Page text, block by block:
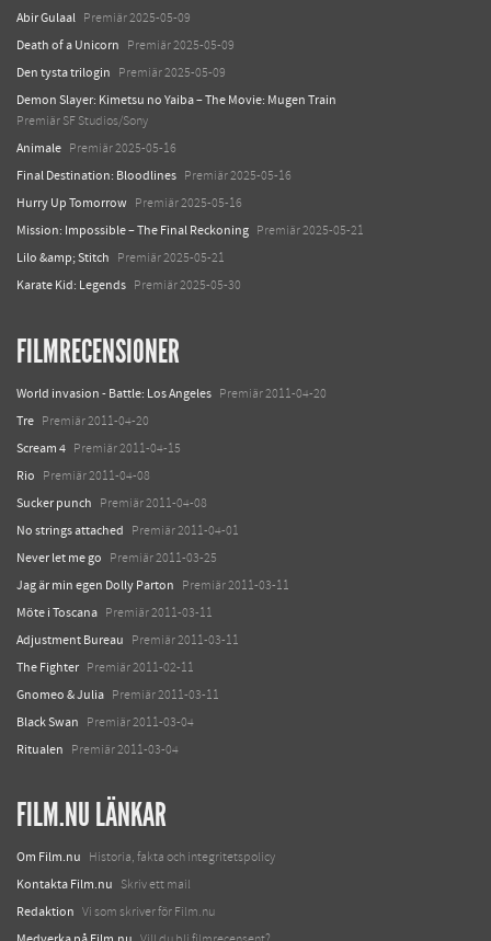
Abir Gulaal Premiär 2025-05-09
Death of a Unicorn Premiär 2025-05-09
Den tysta trilogin Premiär 2025-05-09
Demon Slayer: Kimetsu no Yaiba – The Movie: Mugen Train
Premiär SF Studios/Sony
Animale Premiär 2025-05-16
Final Destination: Bloodlines Premiär 2025-05-16
Hurry Up Tomorrow Premiär 2025-05-16
Mission: Impossible – The Final Reckoning Premiär 2025-05-21
Lilo &amp; Stitch Premiär 2025-05-21
Karate Kid: Legends Premiär 2025-05-30
FILMRECENSIONER
World invasion - Battle: Los Angeles Premiär 2011-04-20
Tre Premiär 2011-04-20
Scream 4 Premiär 2011-04-15
Rio Premiär 2011-04-08
Sucker punch Premiär 2011-04-08
No strings attached Premiär 2011-04-01
Never let me go Premiär 2011-03-25
Jag är min egen Dolly Parton Premiär 2011-03-11
Möte i Toscana Premiär 2011-03-11
Adjustment Bureau Premiär 2011-03-11
The Fighter Premiär 2011-02-11
Gnomeo & Julia Premiär 2011-03-11
Black Swan Premiär 2011-03-04
Ritualen Premiär 2011-03-04
FILM.NU LÄNKAR
Om Film.nu Historia, fakta och integritetspolicy
Kontakta Film.nu Skriv ett mail
Redaktion Vi som skriver för Film.nu